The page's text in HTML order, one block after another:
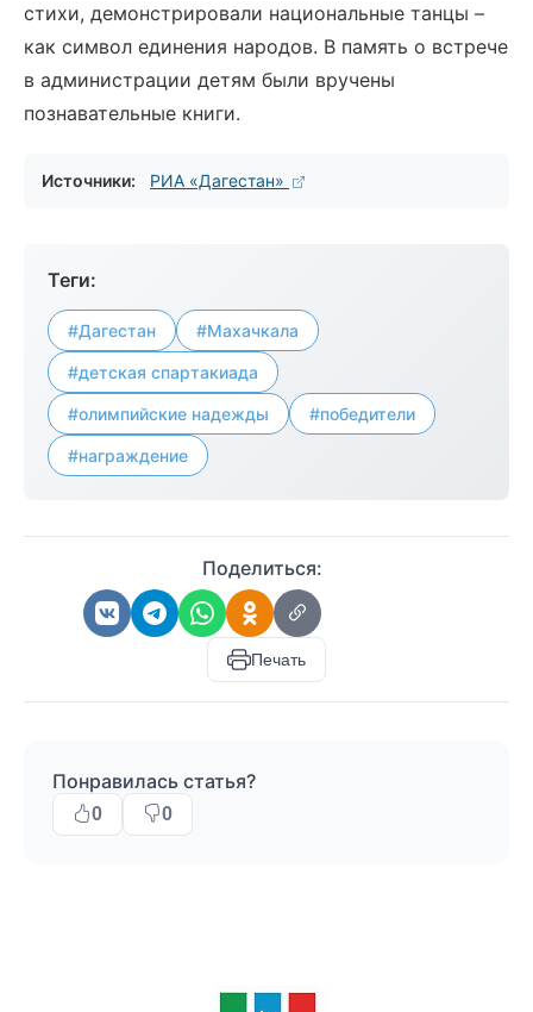
стихи, демонстрировали национальные танцы –
как символ единения народов. В память о встрече
в администрации детям были вручены
познавательные книги.
Источники: РИА «Дагестан»
Теги:
#Дагестан #Махачкала
#детская спартакиада
#олимпийские надежды #победители
#награждение
Поделиться:
Печать
Понравилась статья?
0 0